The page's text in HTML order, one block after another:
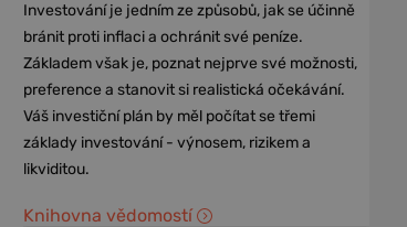
Investování je jedním ze způsobů, jak se účinně
bránit proti inflaci a ochránit své peníze.
Základem však je, poznat nejprve své možnosti,
preference a stanovit si realistická očekávání.
Váš investiční plán by měl počítat se třemi
základy investování - výnosem, rizikem a
likviditou.
Knihovna vědomostí